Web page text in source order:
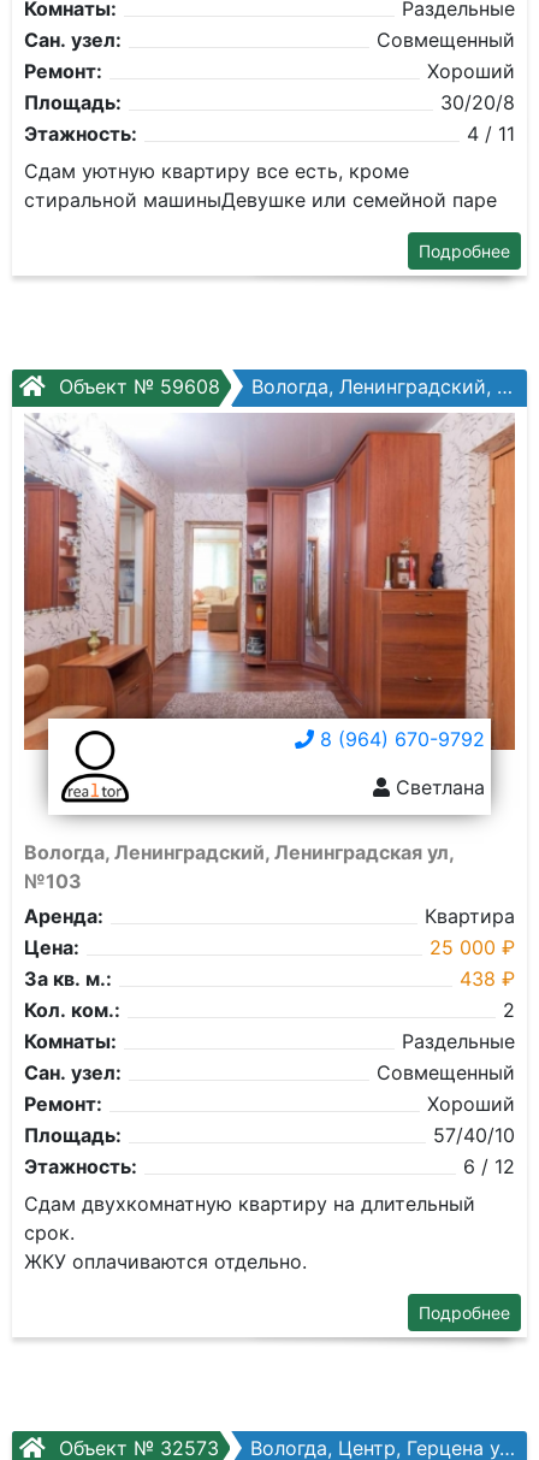
Комнаты:
Раздельные
Сан. узел:
Совмещенный
Ремонт:
Хороший
Площадь:
30/20/8
Этажность:
4 / 11
Сдам уютную квартиру все есть, кроме
стиральной машиныДевушке или семейной паре
Подробнее
Объект № 59608 Вологда, Ленинградский, Ленинградская ул, №103
8 (964) 670-9792
Светлана
Вологда, Ленинградский, Ленинградская ул,
№103
Аренда:
Квартира
Цена:
25 000 ₽
За кв. м.:
438 ₽
Кол. ком.:
2
Комнаты:
Раздельные
Сан. узел:
Совмещенный
Ремонт:
Хороший
Площадь:
57/40/10
Этажность:
6 / 12
Сдам двухкомнатную квартиру на длительный
срок.
ЖКУ оплачиваются отдельно.
Подробнее
Объект № 32573 Вологда, Центр, Герцена ул, №45